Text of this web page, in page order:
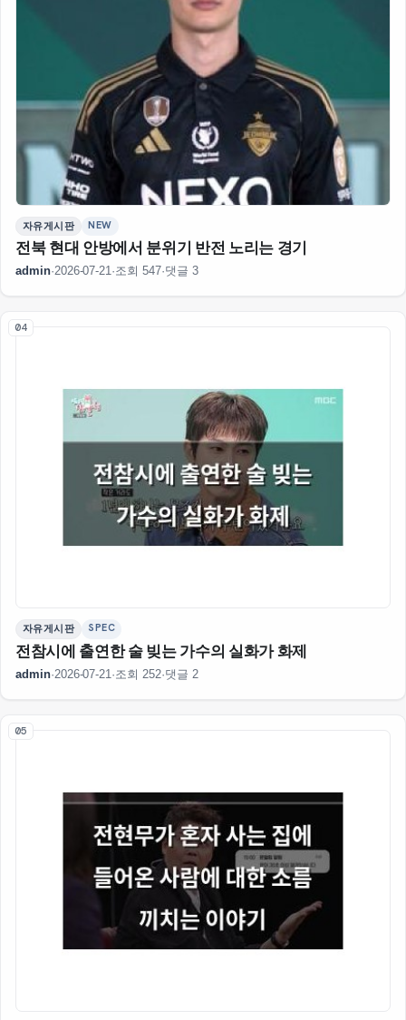
자유게시판 NEW
전북 현대 안방에서 분위기 반전 노리는 경기
admin·2026-07-21·조회 547·댓글 3
04
자유게시판 SPEC
전참시에 출연한 술 빚는 가수의 실화가 화제
admin·2026-07-21 ·조회 252·댓글 2
05